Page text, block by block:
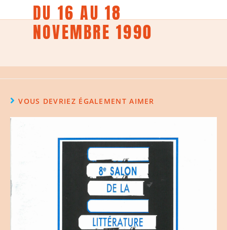
DU 16 AU 18
NOVEMBRE 1990
VOUS DEVRIEZ ÉGALEMENT AIMER